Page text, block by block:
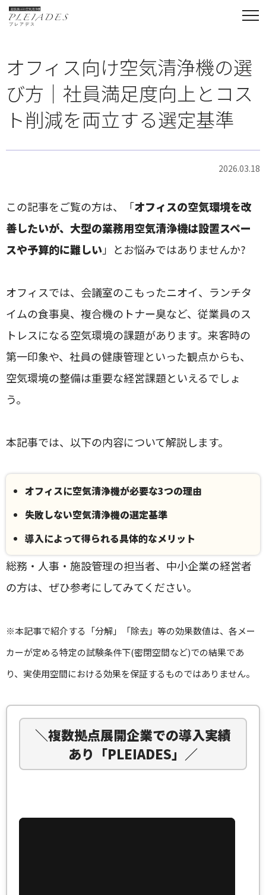
オフィス向け空気清浄機の選
び方｜社員満足度向上とコス
ト削減を両立する選定基準
2026.03.18
この記事をご覧の方は、「オフィスの空気環境を改
善したいが、大型の業務用空気清浄機は設置スペー
スや予算的に難しい」とお悩みではありませんか?
オフィスでは、会議室のこもったニオイ、ランチタ
イムの食事臭、複合機のトナー臭など、従業員のス
トレスになる空気環境の課題があります。来客時の
第一印象や、社員の健康管理といった観点からも、
空気環境の整備は重要な経営課題といえるでしょ
う。
本記事では、以下の内容について解説します。
オフィスに空気清浄機が必要な3つの理由
失敗しない空気清浄機の選定基準
導入によって得られる具体的なメリット
総務・人事・施設管理の担当者、中小企業の経営者
の方は、ぜひ参考にしてみてください。
※本記事で紹介する「分解」「除去」等の効果数値は、各メー
カーが定める特定の試験条件下(密閉空間など)での結果であ
り、実使用空間における効果を保証するものではありません。
＼複数拠点展開企業での導入実績
あり「PLEIADES」／